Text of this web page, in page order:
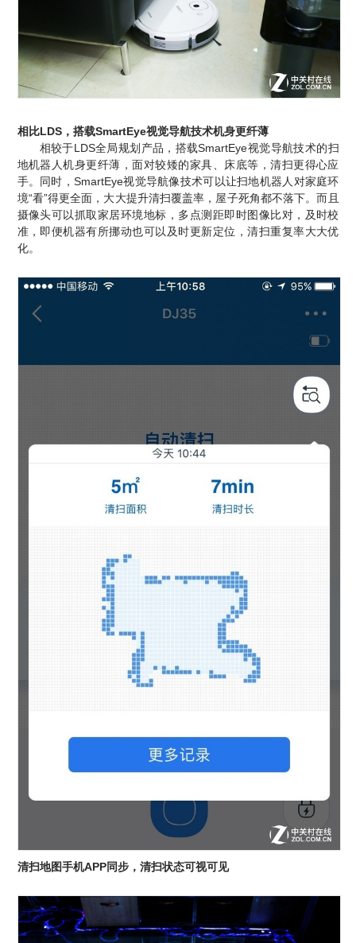
相比LDS，搭载SmartEye视觉导航技术机身更纤薄
相较于LDS全局规划产品，搭载SmartEye视觉导航技术的扫
地机器人机身更纤薄，面对较矮的家具、床底等，清扫更得心应
手。同时，SmartEye视觉导航像技术可以让扫地机器人对家庭环
境“看”得更全面，大大提升清扫覆盖率，屋子死角都不落下。而且
摄像头可以抓取家居环境地标，多点测距即时图像比对，及时校
准，即便机器有所挪动也可以及时更新定位，清扫重复率大大优
化。
清扫地图手机APP同步，清扫状态可视可见